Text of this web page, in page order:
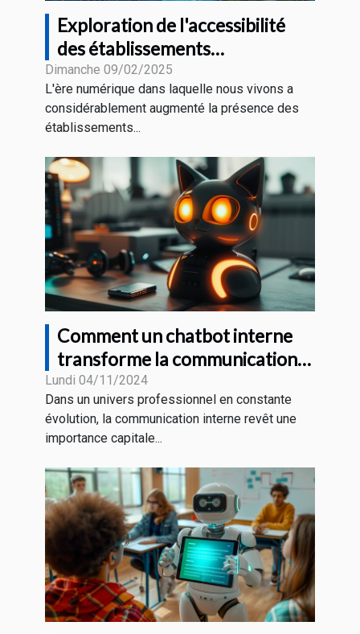
Exploration de l'accessibilité
des établissements
technologiques en ville
Dimanche 09/02/2025
L'ère numérique dans laquelle nous vivons a
considérablement augmenté la présence des
établissements...
Comment un chatbot interne
transforme la communication
en entreprise
Lundi 04/11/2024
Dans un univers professionnel en constante
évolution, la communication interne revêt une
importance capitale...